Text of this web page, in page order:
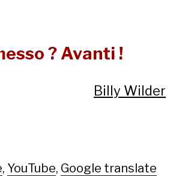
? Avanti !
Billy Wilder
, YouTube, Google translate